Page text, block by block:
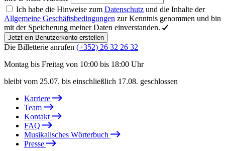
Ich habe die Hinweise zum Datenschutz und die Inhalte der
Allgemeine Geschäftsbedingungen zur Kenntnis genommen und bin
mit der Speicherung meiner Daten einverstanden.
Jetzt ein Benutzerkonto erstellen
Die Billetterie anrufen (+352) 26 32 26 32
Montag bis Freitag von 10:00 bis 18:00 Uhr
bleibt vom 25.07. bis einschließlich 17.08. geschlossen
Karriere
Team
Kontakt
FAQ
Musikalisches Wörterbuch
Presse